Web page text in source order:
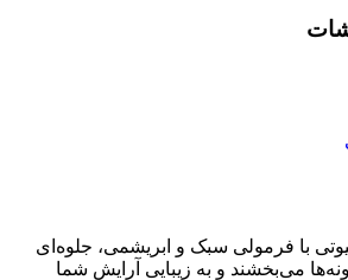
با فرمولی سبک و ابریشمی، جلوه‌ای
و به زیبایی آرایش شما